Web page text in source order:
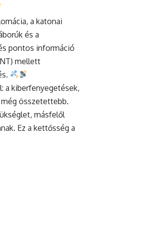
a katonai
és a
pontos információ
mellett
a kiberfenyegetések,
összetettebb.
másfelől
Ez a kettősség a